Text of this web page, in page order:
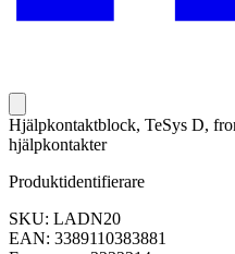
Hjälpkontaktblock, TeSys D,
hjälpkontakter
Produktidentifierare
SKU: LADN20
EAN: 3389110383881